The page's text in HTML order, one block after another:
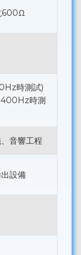
600Ω
時測試)
400Hz時測
音響工程
設備